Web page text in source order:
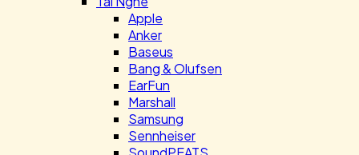
Apple
Anker
Baseus
Bang & Olufsen
EarFun
Marshall
Samsung
Sennheiser